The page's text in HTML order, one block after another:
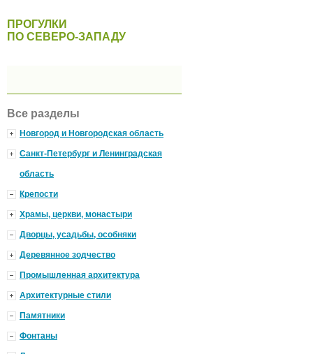
ПРОГУЛКИ
ПО СЕВЕРО-ЗАПАДУ
Все разделы
Новгород и Новгородская область
Санкт-Петербург и Ленинградская
область
Крепости
Храмы, церкви, монастыри
Дворцы, усадьбы, особняки
Деревянное зодчество
Промышленная архитектура
Архитектурные стили
Памятники
Фонтаны